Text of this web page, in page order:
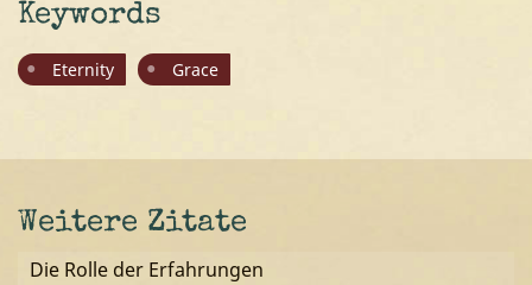
Keywords
Eternity Grace
Weitere Zitate
Die Rolle der Erfahrungen